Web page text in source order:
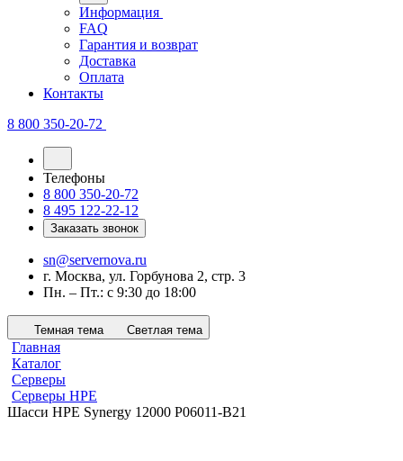
Информация
FAQ
Гарантия и возврат
Доставка
Оплата
Контакты
8 800 350-20-72
Телефоны
8 800 350-20-72
8 495 122-22-12
Заказать звонок
sn@servernova.ru
г. Москва, ул. Горбунова 2, стр. 3
Пн. – Пт.: с 9:30 до 18:00
Темная тема Светлая тема
Главная
Каталог
Серверы
Серверы HPE
Шасси HPE Synergy 12000 P06011-B21